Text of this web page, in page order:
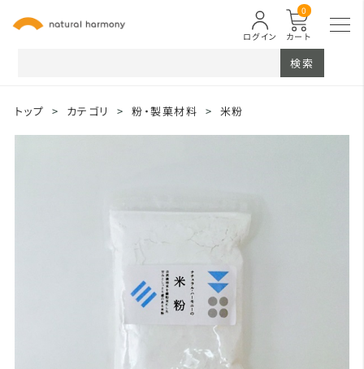
カート
0
ログイン
検索
トップ > カテゴリ > 粉・製菓材料 > 米粉